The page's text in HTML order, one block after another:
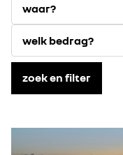
waar?
welk bedrag?
zoek en filter